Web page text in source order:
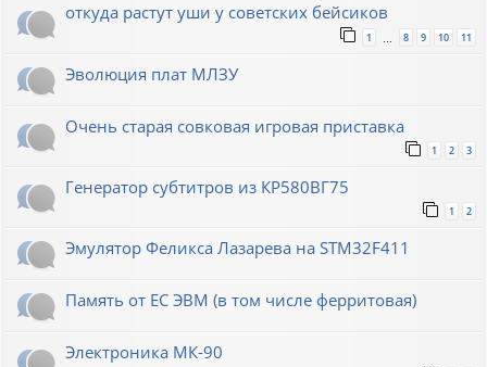
откуда растут уши у советских бейсиков
1 8 9 10 11
Эволюция плат МЛЗУ
Очень старая совковая игровая приставка
1 2 3
Генератор субтитров из КР580ВГ75
1 2
Эмулятор Феликса Лазарева на STM32F411
Память от ЕС ЭВМ (в том числе ферритовая)
Электроника МК-90